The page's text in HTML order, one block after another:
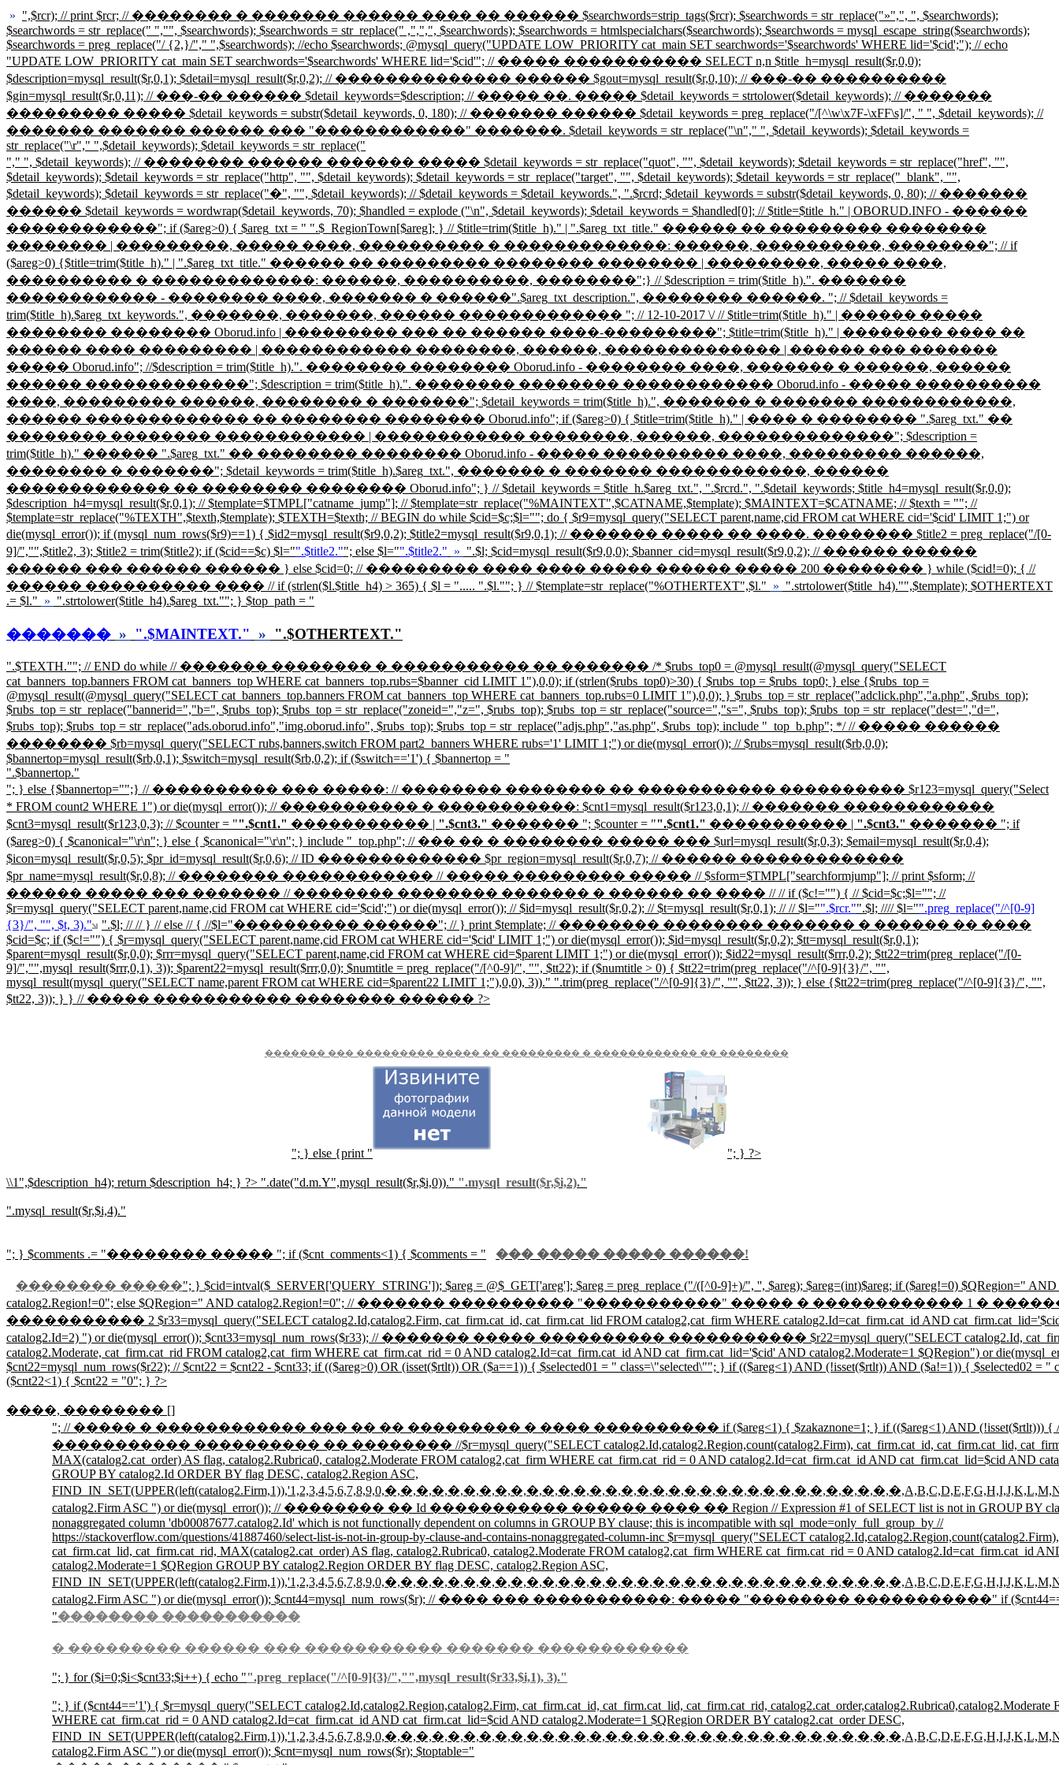
» ",$rcr); // print $rcr; // �������� � ������� ������ ���� �� ������ $searchwords=strip_tags($rcr); $searchwords = str_replace("»",", ", $searchwords);
$searchwords = str_replace(" ","", $searchwords); $searchwords = str_replace(" ,",",", $searchwords); $searchwords = htmlspecialchars($searchwords); $searchwords = mysql_escape_string($searchwords);
$searchwords = preg_replace("/ {2,}/"," ",$searchwords); //echo $searchwords; @mysql_query("UPDATE LOW_PRIORITY cat_main SET searchwords='$searchwords' WHERE lid='$cid';"); // echo
"UPDATE LOW_PRIORITY cat_main SET searchwords='$searchwords' WHERE lid='$cid'"; // ����� ����������� SELECT n,n $title_h=mysql_result($r,0,0);
$description=mysql_result($r,0,1); $detail=mysql_result($r,0,2); // �������������� ������ $gout=mysql_result($r,0,10); // ���-�� ����������
$gin=mysql_result($r,0,11); // ���-�� ������ $detail_keywords=$description; // ����� ��. ����� $detail_keywords = strtolower($detail_keywords); // �������
��������� ����� $detail_keywords = substr($detail_keywords, 0, 180); // ������� ������ $detail_keywords = preg_replace("/[^\w\x7F-\xFF\s]/", " ", $detail_keywords); //
������� ������� ������ ��� "������������" �������. $detail_keywords = str_replace("\n"," ", $detail_keywords); $detail_keywords =
str_replace("\r"," ",$detail_keywords); $detail_keywords = str_replace("
"," ", $detail_keywords); // �������� ������ ������� ����� $detail_keywords = str_replace("quot", "", $detail_keywords); $detail_keywords = str_replace("href", "",
$detail_keywords); $detail_keywords = str_replace("http", "", $detail_keywords); $detail_keywords = str_replace("target", "", $detail_keywords); $detail_keywords = str_replace("_blank", "",
$detail_keywords); $detail_keywords = str_replace("�", "", $detail_keywords); // $detail_keywords = $detail_keywords.", ".$rcrd; $detail_keywords = substr($detail_keywords, 0, 80); // �������
������ $detail_keywords = wordwrap($detail_keywords, 70); $handled = explode ("\n", $detail_keywords); $detail_keywords = $handled[0]; // $title=$title_h." | OBORUD.INFO - ������
������������"; if ($areg>0) { $areg_txt = " ".$_RegionTown[$areg]; } // $title=trim($title_h)." | ".$areg_txt_title." ������ �� ��������� ��������
�������� | ���������, ����� ����, ���������� � �������������: ������, ����������, ��������"; // if
($areg>0) {$title=trim($title_h)." | ".$areg_txt_title." ������ �� ��������� �������� �������� | ���������, ����� ����,
���������� � �������������: ������, ����������, ��������";} // $description = trim($title_h).". �������
������������ - �������� ����, ������� � ������".$areg_txt_description.", �������� ������. "; // $detail_keywords =
trim($title_h).$areg_txt_keywords.", �������, �������, ������ ������������� "; // 12-10-2017 \/ // $title=trim($title_h)." | ������ �����
�������� �������� Oborud.info | ��������� ��� �� ������ ����-���������"; $title=trim($title_h)." | �������� ���� ��
������ ���� ��������� | ������������ ��������, ������, �������������� | ������ ��� �������
����� Oborud.info"; //$description = trim($title_h).". �������� �������� Oborud.info - �������� ����, ������� � ������, ������
������ �������������"; $description = trim($title_h).". �������� �������� ������������ Oborud.info - ����� ����������
����, ��������� ������, �������� � �������"; $detail_keywords = trim($title_h).", ������� � ������� ������������,
������ ������������� �� �������� �������� Oborud.info"; if ($areg>0) { $title=trim($title_h)." | ���� � �������� ".$areg_txt." ��
�������� �������� ������������ | ������������ ��������, ������, ��������������"; $description =
trim($title_h)." ������ ".$areg_txt." �� �������� �������� Oborud.info - ����� ���������� ����, ��������� ������,
�������� � �������"; $detail_keywords = trim($title_h).$areg_txt.", ������� � ������� ������������, ������
������������� �� �������� �������� Oborud.info"; } // $detail_keywords = $title_h.$areg_txt.", ".$rcrd.", ".$detail_keywords; $title_h4=mysql_result($r,0,0);
$description_h4=mysql_result($r,0,1); // $template=$TMPL["catname_jump"]; // $template=str_replace("%MAINTEXT",$CATNAME,$template); $MAINTEXT=$CATNAME; // $texth = ""; //
$template=str_replace("%TEXTH",$texth,$template); $TEXTH=$texth; // BEGIN do while $cid=$c;$l=""; do { $r9=mysql_query("SELECT parent,name,cid FROM cat WHERE cid='$cid' LIMIT 1;") or
die(mysql_error()); if (mysql_num_rows($r9)==1) { $id2=mysql_result($r9,0,2); $title2=mysql_result($r9,0,1); // ������� ����� �� ����. �������� $title2 = preg_replace("/[0-
9]/","",$title2, 3); $title2 = trim($title2); if ($cid==$c) $l="".$title2.""; else $l="".$title2." » ".$l; $cid=mysql_result($r9,0,0); $banner_cid=mysql_result($r9,0,2); // ������ ������
������ ��� ������ ������ } else $cid=0; // ��������� ���� ���� ����� ������ ����� 200 �������� } while ($cid!=0); { //
������ ���������� ���� // if (strlen($l.$title_h4) > 365) { $l = "..... ".$l.""; } // $template=str_replace("%OTHERTEXT",$l." » ".strtolower($title_h4)."",$template); $OTHERTEXT
.= $l." » ".strtolower($title_h4).$areg_txt.""; } $top_path = "
������� » ".$MAINTEXT." » ".$OTHERTEXT."
".$TEXTH.""; // END do while // ������� �������� � ����������� �� ������� /* $rubs_top0 = @mysql_result(@mysql_query("SELECT
cat_banners_top.banners FROM cat_banners_top WHERE cat_banners_top.rubs=$banner_cid LIMIT 1"),0,0); if (strlen($rubs_top0)>30) { $rubs_top = $rubs_top0; } else {$rubs_top =
@mysql_result(@mysql_query("SELECT cat_banners_top.banners FROM cat_banners_top WHERE cat_banners_top.rubs=0 LIMIT 1"),0,0); } $rubs_top = str_replace("adclick.php","a.php", $rubs_top);
$rubs_top = str_replace("bannerid=","b=", $rubs_top); $rubs_top = str_replace("zoneid=","z=", $rubs_top); $rubs_top = str_replace("source=","s=", $rubs_top); $rubs_top = str_replace("dest=","d=",
$rubs_top); $rubs_top = str_replace("ads.oborud.info","img.oborud.info", $rubs_top); $rubs_top = str_replace("adjs.php","as.php", $rubs_top); include "_top_b.php"; */ // ����� ������
�������� $rb=mysql_query("SELECT rubs,banners,switch FROM part2_banners WHERE rubs='1' LIMIT 1;") or die(mysql_error()); // $rubs=mysql_result($rb,0,0);
$bannertop=mysql_result($rb,0,1); $switch=mysql_result($rb,0,2); if ($switch=='1') { $bannertop = "
".$bannertop."
"; } else {$bannertop="";} // ���������� ��� �����: // �������� �������� �� ����������� ���������� $r123=mysql_query("Select
* FROM count2 WHERE 1") or die(mysql_error()); // ����������� � �����������: $cnt1=mysql_result($r123,0,1); // ������� ������������
$cnt3=mysql_result($r123,0,3); // $counter = "".$cnt1." ����������� | ".$cnt3." ������� "; $counter = "".$cnt1." ����������� | ".$cnt3." ������� "; if
($areg>0) { $canonical="\r\n"; } else { $canonical="\r\n"; } include "_top.php"; // ��� �� � �������� ����� ��� $url=mysql_result($r,0,3); $email=mysql_result($r,0,4);
$icon=mysql_result($r,0,5); $pr_id=mysql_result($r,0,6); // ID ������������� $pr_region=mysql_result($r,0,7); // ������ �������������
$pr_name=mysql_result($r,0,8); // �������� ������������ // ����� ��������� ����� // $sform=$TMPL["searchformjump"]; // print $sform; //
������ ����� ��� ������� // �������� �������� ������� � ������ �� ���� // // if ($c!="") { // $cid=$c;$l=""; //
$r=mysql_query("SELECT parent,name,cid FROM cat WHERE cid='$cid';") or die(mysql_error()); // $id=mysql_result($r,0,2); // $t=mysql_result($r,0,1); // // $l="".$rcr."".$l; //// $l="".preg_replace("/^[0-9]
{3}/", "", $t, 3)."
".$l; // // } // else // { //$l="���������� ������"; // } print $template; // �������� �������� ������� � ������ �� ����
$cid=$c; if ($c!="") { $r=mysql_query("SELECT parent,name,cid FROM cat WHERE cid='$cid' LIMIT 1;") or die(mysql_error()); $id=mysql_result($r,0,2); $tt=mysql_result($r,0,1);
$parent=mysql_result($r,0,0); $rrr=mysql_query("SELECT parent,name,cid FROM cat WHERE cid=$parent LIMIT 1;") or die(mysql_error()); $id22=mysql_result($rrr,0,2); $tt22=trim(preg_replace("/[0-
9]/","",mysql_result($rrr,0,1), 3)); $parent22=mysql_result($rrr,0,0); $numtitle = preg_replace("/[^0-9]/", "", $tt22); if ($numtitle > 0) { $tt22=trim(preg_replace("/^[0-9]{3}/", "",
mysql_result(mysql_query("SELECT name,parent FROM cat WHERE cid=$parent22 LIMIT 1;"),0,0), 3))." ".trim(preg_replace("/^[0-9]{3}/", "", $tt22, 3)); } else {$tt22=trim(preg_replace("/^[0-9]{3}/", "",
$tt22, 3)); } } // ����� ����������� �������� ������ ?>
������� ��� ��������� ����� �� ��������� � ������������ �� ��������
"; } else {print " "; } ?>
\\1",$description_h4); return $description_h4; } ?> ".date("d.m.Y",mysql_result($r,$i,0))." ".mysql_result($r,$i,2)."
".mysql_result($r,$i,4)."
"; } $comments .= "�������� ����� "; if ($cnt_comments<1) { $comments = " ��� ����� ����� ������!
�������� �����"; } $cid=intval($_SERVER['QUERY_STRING']); $areg = @$_GET['areg']; $areg = preg_replace ("/([^0-9]+)/", '', $areg); $areg=(int)$areg; if ($areg!=0) $QRegion="
catalog2.Region!=0"; else $QRegion=" AND catalog2.Region!=0"; // ������� ���������� "�����������" ����� � ������������ 1 �
����������� 2 $r33=mysql_query("SELECT catalog2.Id,catalog2.Firm, cat_firm.cat_id, cat_firm.cat_lid FROM catalog2,cat_firm WHERE catalog2.Id=cat_firm.cat_id AND
catalog2.Id=2) ") or die(mysql_error()); $cnt33=mysql_num_rows($r33); // ������� ����� ���������� ����������� $r22=mysql_query("SELECT catalog2.Id,
catalog2.Moderate, cat_firm.cat_rid FROM catalog2,cat_firm WHERE cat_firm.cat_rid = 0 AND catalog2.Id=cat_firm.cat_id AND cat_firm.cat_lid='$cid' AND catalog2.Moderate=1 $QRegion") or
$cnt22=mysql_num_rows($r22); // $cnt22 = $cnt22 - $cnt33; if (($areg>0) OR (isset($rtlt)) OR ($a==1)) { $selected01 = " class=\"selected\""; } if (($areg<1) AND (!isset($rtlt)) AND ($a!=1)) { $selected02 = "
($cnt22<1) { $cnt22 = "0"; } ?>
����, �������� []
"; // ����� � ������������ ��� �� �� ��������� � ���� ���������� if ($areg<1) { $zakaznone=1; } if (($areg<1) AND
����������� ���������� �� �������� //$r=mysql_query("SELECT catalog2.Id,catalog2.Region,count(catalog2.Firm), cat_firm.cat_id, cat_firm.cat_lid,
MAX(catalog2.cat_order) AS flag, catalog2.Rubrica0, catalog2.Moderate FROM catalog2,cat_firm WHERE cat_firm.cat_rid = 0 AND catalog2.Id=cat_firm.cat_id AND cat_firm.cat_lid=$cid AND
GROUP BY catalog2.Id ORDER BY flag DESC, catalog2.Region ASC,
catalog2.Firm ASC ") or die(mysql_error()); // �������� �� Id ����������� ������ ���� �� Region // Expression #1 of SELECT list is not in GROUP BY
nonaggregated column 'db00087677.catalog2.Id' which is not functionally dependent on columns in GROUP BY clause; this is incompatible with sql_mode=only_full_group_by //
https://stackoverflow.com/questions/41887460/select-list-is-not-in-group-by-clause-and-contains-nonaggregated-column-inc $r=mysql_query("SELECT
cat_firm.cat_lid, cat_firm.cat_rid, MAX(catalog2.cat_order) AS flag, catalog2.Rubrica0, catalog2.Moderate FROM catalog2,cat_firm WHERE cat_firm.cat_rid = 0 AND catalog2.Id=cat_firm.cat_id
catalog2.Moderate=1 $QRegion GROUP BY catalog2.Region ORDER BY flag DESC, catalog2.Region ASC,
catalog2.Firm ASC ") or die(mysql_error()); $cnt44=mysql_num_rows($r); // ���� ��� �����������: ����� "�������� �����������" if ($cnt44=='0')
"�������� �����������
� ��������� ������ ��� ����������� ������� ������������
"; } for ($i=0;$i<$cnt33;$i++) { echo "".preg_replace("/^[0-9]{3}/","",mysql_result($r33,$i,1), 3)."
"; } if ($cnt44=='1') { $r=mysql_query("SELECT catalog2.Id,catalog2.Region,catalog2.Firm, cat_firm.cat_id, cat_firm.cat_lid, cat_firm.cat_rid, catalog2.cat_order,catalog2.Rubrica0,catalog2.Moderate
WHERE cat_firm.cat_rid = 0 AND catalog2.Id=cat_firm.cat_id AND cat_firm.cat_lid=$cid AND catalog2.Moderate=1 $QRegion ORDER BY catalog2.cat_order DESC,
catalog2.Firm ASC ") or die(mysql_error()); $cnt=mysql_num_rows($r); $toptable="